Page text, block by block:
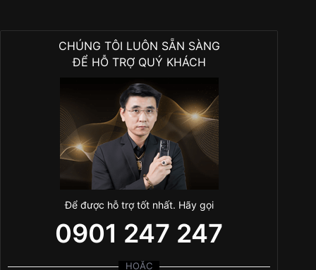
CHÚNG TÔI LUÔN SẴN SÀNG
ĐỂ HỖ TRỢ QUÝ KHÁCH
Để được hỗ trợ tốt nhất. Hãy gọi
0901 247 247
HOẶC